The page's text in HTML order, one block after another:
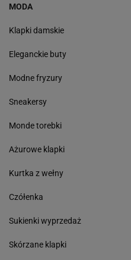
MODA
Klapki damskie
Eleganckie buty
Modne fryzury
Sneakersy
Monde torebki
Ażurowe klapki
Kurtka z wełny
Czółenka
Sukienki wyprzedaż
Skórzane klapki